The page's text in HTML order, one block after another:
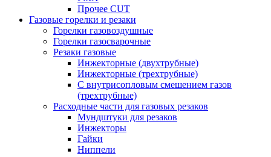
Прочее CUT
Газовые горелки и резаки
Горелки газовоздушные
Горелки газосварочные
Резаки газовые
Инжекторные (двухтрубные)
Инжекторные (трехтрубные)
С внутрисопловым смешением газов
(трехтрубные)
Расходные части для газовых резаков
Мундштуки для резаков
Инжекторы
Гайки
Ниппели